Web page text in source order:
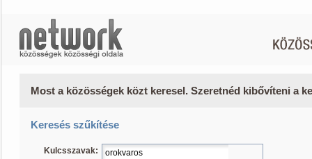
Most a közösségek közt keresel. Szeretnéd kibővíteni a
Keresés szűkítése
Kulcsszavak: